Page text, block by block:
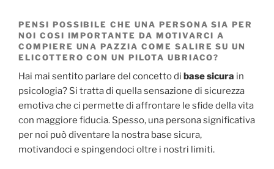
PENSI POSSIBILE CHE UNA PERSONA SIA PER
NOI COSI IMPORTANTE DA MOTIVARCI A
COMPIERE UNA PAZZIA COME SALIRE SU UN
ELICOTTERO CON UN PILOTA UBRIACO?
Hai mai sentito parlare del concetto di base sicura in
psicologia? Si tratta di quella sensazione di sicurezza
emotiva che ci permette di affrontare le sfide della vita
con maggiore fiducia. Spesso, una persona significativa
per noi può diventare la nostra base sicura,
motivandoci e spingendoci oltre i nostri limiti.